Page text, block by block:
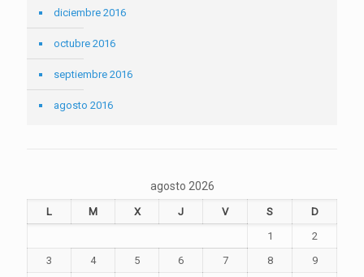
diciembre 2016
octubre 2016
septiembre 2016
agosto 2016
agosto 2026
L M X J V S
D
1
2
3
4 5 6 7 8
9